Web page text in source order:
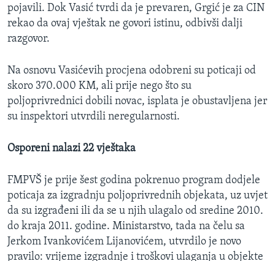
pojavili. Dok Vasić tvrdi da je prevaren, Grgić je za CIN
rekao da ovaj vještak ne govori istinu, odbivši dalji
razgovor.
Na osnovu Vasićevih procjena odobreni su poticaji od
skoro 370.000 KM, ali prije nego što su
poljoprivrednici dobili novac, isplata je obustavljena jer
su inspektori utvrdili neregularnosti.
Osporeni nalazi 22 vještaka
FMPVŠ je prije šest godina pokrenuo program dodjele
poticaja za izgradnju poljoprivrednih objekata, uz uvjet
da su izgrađeni ili da se u njih ulagalo od sredine 2010.
do kraja 2011. godine. Ministarstvo, tada na čelu sa
Jerkom Ivankovićem Lijanovićem, utvrdilo je novo
pravilo: vrijeme izgradnje i troškovi ulaganja u objekte